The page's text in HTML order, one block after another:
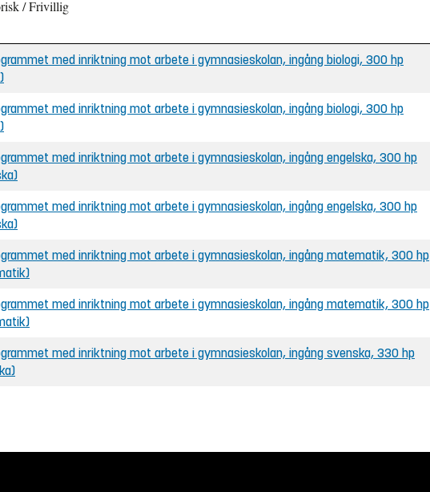
/ Frivillig
med inriktning mot arbete i gymnasieskolan, ingång biologi, 300 hp
med inriktning mot arbete i gymnasieskolan, ingång biologi, 300 hp
med inriktning mot arbete i gymnasieskolan, ingång engelska, 300 hp
med inriktning mot arbete i gymnasieskolan, ingång engelska, 300 hp
med inriktning mot arbete i gymnasieskolan, ingång matematik, 300 hp
med inriktning mot arbete i gymnasieskolan, ingång matematik, 300 hp
med inriktning mot arbete i gymnasieskolan, ingång svenska, 330 hp